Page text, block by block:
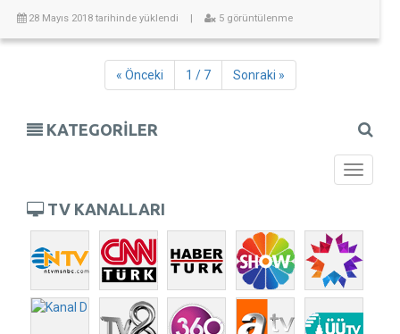
28 Mayıs 2018 tarihinde yüklendi | 5 görüntülenme
« Önceki 1 / 7 Sonraki »
KATEGORİLER
Toggle
TV KANALLARI